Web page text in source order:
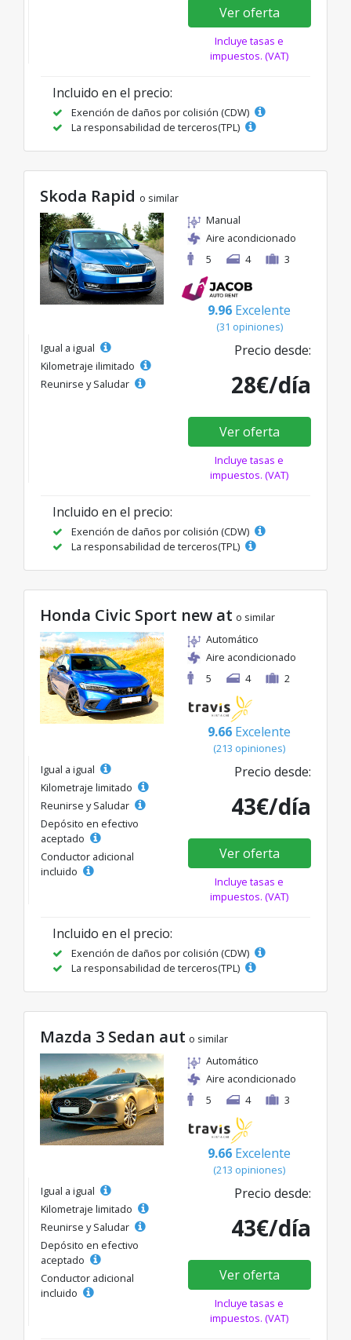
Ver oferta
Incluye tasas e
impuestos. (VAT)
Incluido en el precio:
Exención de daños por colisión (CDW)
La responsabilidad de terceros(TPL)
Skoda Rapid o similar
Manual
Aire acondicionado
5
4 3
9.96 Excelente
(31 opiniones)
Igual a igual
Kilometraje ilimitado
Reunirse y Saludar
Precio desde:
28€/día
Ver oferta
Incluye tasas e
impuestos. (VAT)
Incluido en el precio:
Exención de daños por colisión (CDW)
La responsabilidad de terceros(TPL)
Honda Civic Sport new at o similar
Automático
Aire acondicionado
5
4 2
9.66 Excelente
(213 opiniones)
Igual a igual
Kilometraje limitado
Reunirse y Saludar
Depósito en efectivo
aceptado
Conductor adicional
incluido
Precio desde:
43€/día
Ver oferta
Incluye tasas e
impuestos. (VAT)
Incluido en el precio:
Exención de daños por colisión (CDW)
La responsabilidad de terceros(TPL)
Mazda 3 Sedan aut o similar
Automático
Aire acondicionado
5
4 3
9.66 Excelente
(213 opiniones)
Igual a igual
Kilometraje limitado
Reunirse y Saludar
Depósito en efectivo
aceptado
Conductor adicional
incluido
Precio desde:
43€/día
Ver oferta
Incluye tasas e
impuestos. (VAT)